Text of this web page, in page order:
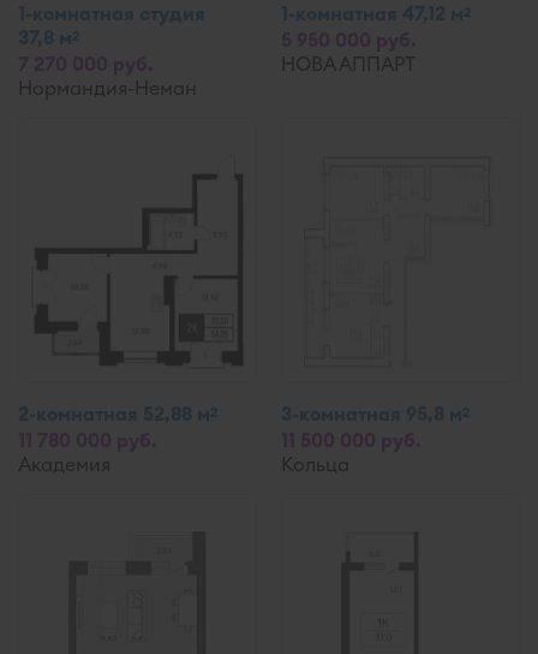
1-комнатная студия
37,8 м2
Нормандия-Неман
1-комнатная 47,12 м2
НОВА АППАРТ
2-комнатная 52,88 м2
Академия
3-комнатная 95,8 м2
Кольца